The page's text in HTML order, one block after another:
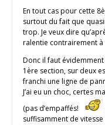
En tout cas pour cette
surtout du fait que
trop. Je veux dire
ralentie contrairement à
Donc il faut
1ère section, sur deux
franchi une ligne de
J’ai eu un choc, certes
(pas d’empaffés!
suffisamment de